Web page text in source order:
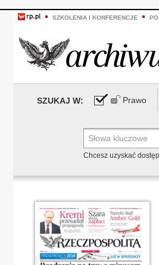
SZKOLENIA I KONFERENCJE
SZUKAJ W: Prawo
Chcesz uzyskać